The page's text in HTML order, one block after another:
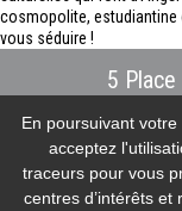
cosmopolite, estudiantine
vous séduire !
5 Place
Création et
Mentions légales-Plan
En poursuivant
acceptez
traceurs pour vous
centres d’intérêts et